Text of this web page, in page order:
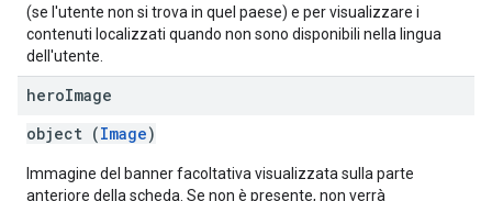
(se l'utente non si trova in quel paese) e per visualizzare i
contenuti localizzati quando non sono disponibili nella lingua
dell'utente.
heroImage
object (Image)
Immagine del banner facoltativa visualizzata sulla parte
anteriore della scheda. Se non è presente, non verrà